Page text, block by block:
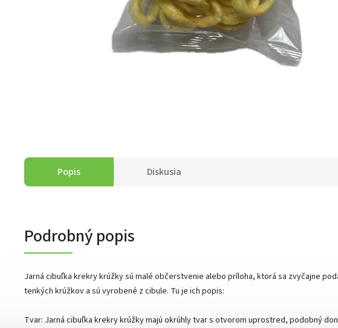
Popis Diskusia
Podrobný popis
Jarná cibuľka krekry krúžky sú malé občerstvenie alebo príloha, ktorá sa zvyčajne
tenkých krúžkov a sú vyrobené z cibule. Tu je ich popis:
Tvar: Jarná cibuľka krekry krúžky majú okrúhly tvar s otvorom uprostred, podobný